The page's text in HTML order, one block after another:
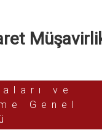
ve
Genel